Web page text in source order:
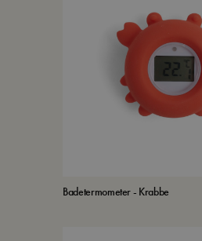
Badetermometer - Krabbe